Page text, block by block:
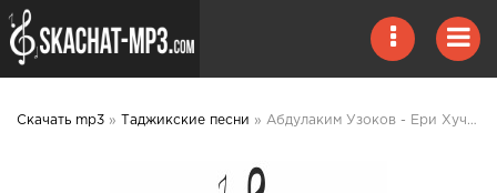
Скачать mp3 » Таджикские песни » Абдулаким Узоков - Ёри Хучанди mp3 скачать